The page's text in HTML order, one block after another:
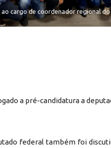
cargo de coordenador regional
a pré-candidatura a
federal também foi